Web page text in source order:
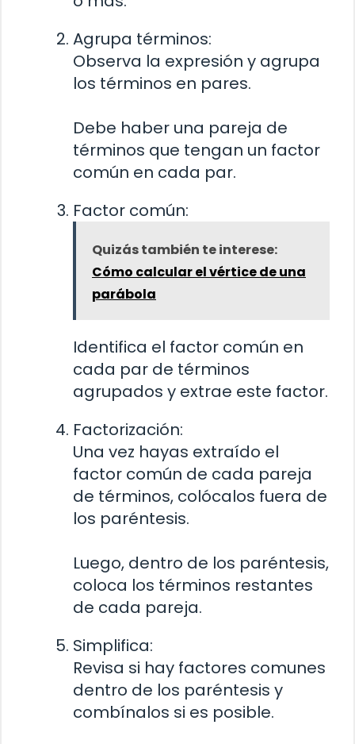
Agrupa términos:
Observa la expresión y agrupa
los términos en pares.
Debe haber una pareja de
términos que tengan un factor
común en cada par.
Factor común:
Quizás también te interese:
Cómo calcular el vértice de una
parábola
Identifica el factor común en
cada par de términos
agrupados y extrae este factor.
Factorización:
Una vez hayas extraído el
factor común de cada pareja
de términos, colócalos fuera de
los paréntesis.
Luego, dentro de los paréntesis,
coloca los términos restantes
de cada pareja.
Simplifica:
Revisa si hay factores comunes
dentro de los paréntesis y
combínalos si es posible.